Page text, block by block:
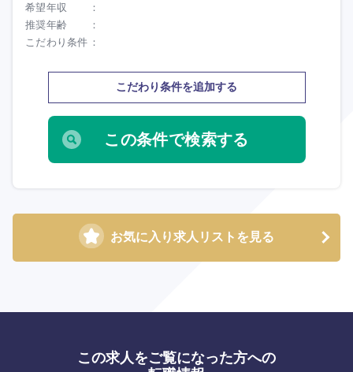
希望年収
推奨年齢
こだわり条件
こだわり条件を追加する
お気に入り求人リストを見る
この求人をご覧になった方への